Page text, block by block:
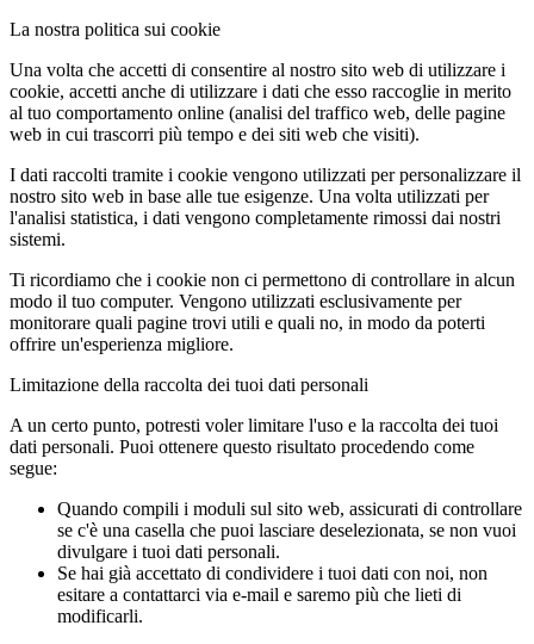
La nostra politica sui cookie
Una volta che accetti di consentire al nostro sito web di utilizzare i
cookie, accetti anche di utilizzare i dati che esso raccoglie in merito
al tuo comportamento online (analisi del traffico web, delle pagine
web in cui trascorri più tempo e dei siti web che visiti).
I dati raccolti tramite i cookie vengono utilizzati per personalizzare il
nostro sito web in base alle tue esigenze. Una volta utilizzati per
l'analisi statistica, i dati vengono completamente rimossi dai nostri
sistemi.
Ti ricordiamo che i cookie non ci permettono di controllare in alcun
modo il tuo computer. Vengono utilizzati esclusivamente per
monitorare quali pagine trovi utili e quali no, in modo da poterti
offrire un'esperienza migliore.
Limitazione della raccolta dei tuoi dati personali
A un certo punto, potresti voler limitare l'uso e la raccolta dei tuoi
dati personali. Puoi ottenere questo risultato procedendo come
segue:
Quando compili i moduli sul sito web, assicurati di controllare
se c'è una casella che puoi lasciare deselezionata, se non vuoi
divulgare i tuoi dati personali.
Se hai già accettato di condividere i tuoi dati con noi, non
esitare a contattarci via e-mail e saremo più che lieti di
modificarli.